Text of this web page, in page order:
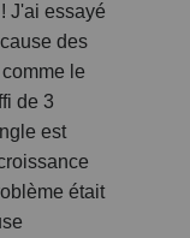
J'ai essayé
des
le
de 3
est
était